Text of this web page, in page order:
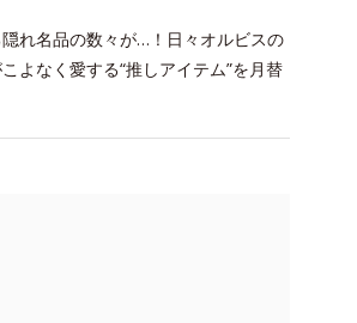
れ名品の数々が…！日々オルビスの
よなく愛する“推しアイテム”を月替